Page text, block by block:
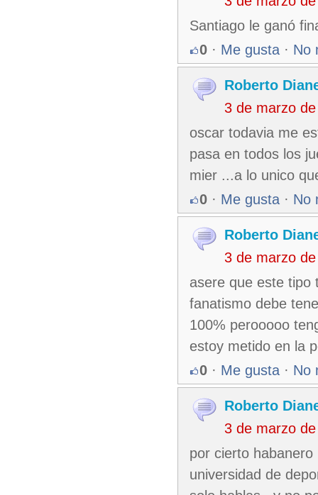
Santiago le ganó
0 · Me gusta · No
Roberto
3 de marzo
oscar todavia me
pasa en todos los
mier ...a lo unico
0 · Me gusta · No
Roberto
3 de marzo
asere que este tipo
fanatismo debe
100% perooooo
estoy metido en la
0 · Me gusta · No
Roberto
3 de marzo
por cierto
universidad de